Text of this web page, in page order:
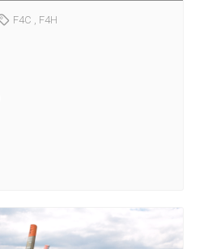
F4C , F4H